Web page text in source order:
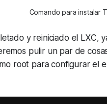
Comando para instalar
y reiniciado el LXC,
pulir un par de
root para configurar el